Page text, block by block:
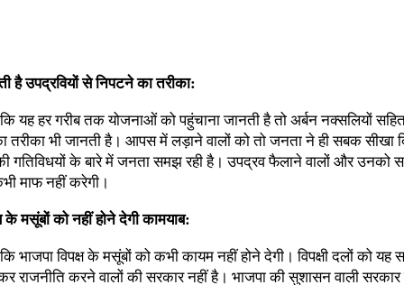
है उपद्रवियों से निपटने का तरीका:
यह हर गरीब तक योजनाओं को पहुंचाना जानती है तो अर्बन नक्सलियों
तरीका भी जानती है। आपस में लड़ाने वालों को तो जनता ने ही सबक सीखा
गतिविधयों के बारे में जनता समझ रही है। उपद्रव फैलाने वालों और उनको
माफ नहीं करेगी।
के मसूंबों को नहीं होने देगी कामयाब:
भाजपा विपक्ष के मसूंबों को कभी कायम नहीं होने देगी। विपक्षी दलों को यह
राजनीति करने वालों की सरकार नहीं है। भाजपा की सुशासन वाली सरकार